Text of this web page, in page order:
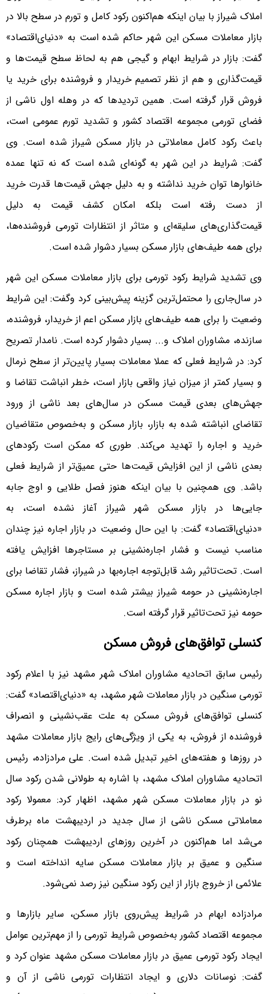
املاک شیراز با بیان اینکه هم‌‌‌اکنون رکود کامل و تورم در سطح بالا در
بازار معاملات مسکن این شهر حاکم شده است به «دنیای‌اقتصاد»
گفت: بازار در شرایط ابهام و گیجی هم به لحاظ سطح قیمت‌ها و
قیمت‌گذاری و هم از نظر تصمیم خریدار و فروشنده برای خرید یا
فروش قرار گرفته است. همین تردیدها که در وهله اول ناشی از
فضای تورمی مجموعه اقتصاد کشور و تشدید تورم عمومی است،
باعث رکود کامل معاملاتی در بازار مسکن شیراز شده است. وی
گفت: شرایط در این شهر به گونه‌‌‌ای شده است که نه تنها عمده
خانوارها توان خرید نداشته و به دلیل جهش قیمت‌ها قدرت خرید
از دست رفته است بلکه امکان کشف قیمت به دلیل
قیمت‌گذاری‌‌‌های سلیقه‌‌‌ای و متاثر از انتظارات تورمی فروشنده‌‌‌ها،
برای همه طیف‌‌‌های بازار مسکن بسیار دشوار شده است.
وی تشدید شرایط رکود تورمی برای بازار معاملات مسکن این شهر
در سال‌جاری را محتمل‌‌‌ترین گزینه پیش‌بینی کرد وگفت: این شرایط
وضعیت را برای همه طیف‌‌‌های بازار مسکن اعم از خریدار، فروشنده،
سازنده، مشاوران املاک و... بسیار دشوار کرده است. نامدار تصریح
کرد: در شرایط فعلی که عملا معاملات بسیار پایین‌‌‌تر از سطح نرمال
و بسیار کمتر از میزان نیاز واقعی بازار است، خطر انباشت تقاضا و
جهش‌‌‌های بعدی قیمت مسکن در سال‌های بعد ناشی از ورود
تقاضای انباشته شده به بازار، بازار مسکن و به‌خصوص متقاضیان
خرید و اجاره را تهدید می‌کند. طوری که ممکن است رکودهای
بعدی ناشی از این افزایش قیمت‌ها حتی عمیق‌‌‌تر از شرایط فعلی
باشد. وی همچنین با بیان اینکه هنوز فصل طلایی و اوج جابه
جایی‌‌‌ها در بازار مسکن شهر شیراز آغاز نشده است، به
«دنیای‌اقتصاد» گفت: با این حال وضعیت در بازار اجاره نیز چندان
مناسب نیست و فشار اجاره‌‌‌نشینی بر مستاجرها افزایش یافته
است. تحت‌تاثیر رشد قابل‌توجه اجاره‌‌‌بها در شیراز، فشار تقاضا برای
اجاره‌‌‌نشینی در حومه شیراز بیشتر شده است و بازار اجاره مسکن
حومه نیز تحت‌تاثیر قرار گرفته است.
کنسلی توافق‌‌‌های فروش مسکن
رئیس سابق اتحادیه مشاوران املاک شهر مشهد نیز با اعلام رکود
تورمی سنگین در بازار معاملات شهر مشهد، به «دنیای‌اقتصاد» گفت:
کنسلی توافق‌‌‌های فروش مسکن به علت عقب‌‌‌نشینی و انصراف
فروشنده از فروش، به یکی از ویژگی‌‌‌های رایج بازار معاملات مشهد
در روزها و هفته‌‌‌های اخیر تبدیل شده است. علی مرادزاده، رئیس
اتحادیه مشاوران املاک مشهد، با اشاره به طولانی شدن رکود سال
نو در بازار معاملات مسکن شهر مشهد، اظهار کرد: معمولا رکود
معاملاتی مسکن ناشی از سال جدید در اردیبهشت ماه برطرف
می‌‌‌شد اما هم‌‌‌اکنون در آخرین روزهای اردیبهشت همچنان رکود
سنگین و عمیق بر بازار معاملات مسکن سایه انداخته است و
علائمی از خروج بازار از این رکود سنگین نیز رصد نمی‌شود.
مرادزاده ابهام در شرایط پیش‌‌‌روی بازار مسکن، سایر بازارها و
مجموعه اقتصاد کشور به‌خصوص شرایط تورمی را از مهم‌ترین عوامل
ایجاد رکود تورمی عمیق در بازار معاملات مسکن مشهد عنوان کرد و
گفت: نوسانات دلاری و ایجاد انتظارات تورمی ناشی از آن و